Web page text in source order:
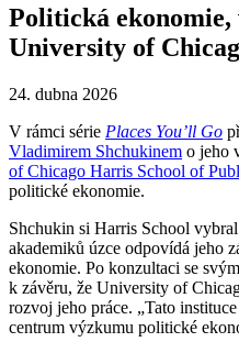
Politická ekonomie,
University of
24. dubna 2026
V rámci série Places You’ll Go
Vladimirem Shchukinem o jeho
of Chicago Harris School of
politické ekonomie.
Shchukin si Harris School
akademiků úzce odpovídá jeho
ekonomie. Po konzultaci se
k závěru, že University of
rozvoj jeho práce. „Tato
centrum výzkumu politické